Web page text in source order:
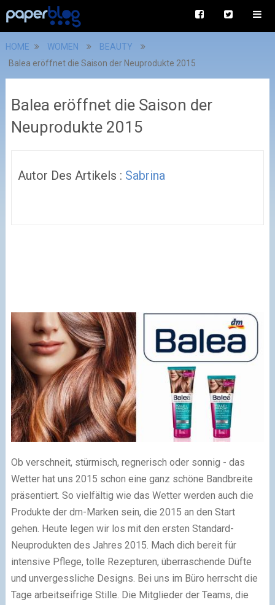
HOME WOMEN
BEAUTY
Balea eröffnet die Saison der Neuprodukte 2015
Balea eröffnet die Saison der
Neuprodukte 2015
Autor Des Artikels : Sabrina
Ob verschneit, stürmisch, regnerisch oder sonnig - das
Wetter hat uns 2015 schon eine ganz schöne Bandbreite
präsentiert. So vielfältig wie das Wetter werden auch die
Produkte der dm-Marken sein, die 2015 an den Start
gehen. Heute legen wir los mit den ersten Standard-
Neuprodukten des Jahres 2015. Mach dich bereit für
intensive Pflege, tolle Rezepturen, überraschende Düfte
und unvergessliche Designs. Bei uns im Büro herrscht die
Tage arbeitseifrige Stille. Die Mitglieder der Teams, die